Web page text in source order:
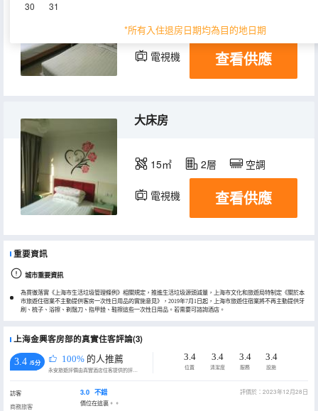
30 31
*所有入住退房日期均為目的地日期
15㎡ 2層 空調
電視機 查看供應
大床房
15㎡ 2層 空調
電視機 查看供應
重要資訊
城市重要資訊
為貫徹落實《上海市生活垃圾管理條例》相關規定，推進生活垃圾源頭減量，上海市文化和旅遊局特制定《關於本
市旅遊住宿業不主動提供客房一次性日用品的實施意見》，2019年7月1日起，上海市旅遊住宿業將不再主動提供牙
刷、梳子、浴擦、剃鬚刀、指甲銼、鞋擦這些一次性日用品。若需要可諮詢酒店。
上海金興客房部的真實住客評論(3)
3.4 /5分 100% 的人推薦
永安旅遊評價由真實酒店住客提供的評價。
3.4
位置
3.4
清潔度
3.4
服務
3.4
設施
訪客
商務旅客
3.0 不錯
評價於：2023年12月28日
價位在這裏。。